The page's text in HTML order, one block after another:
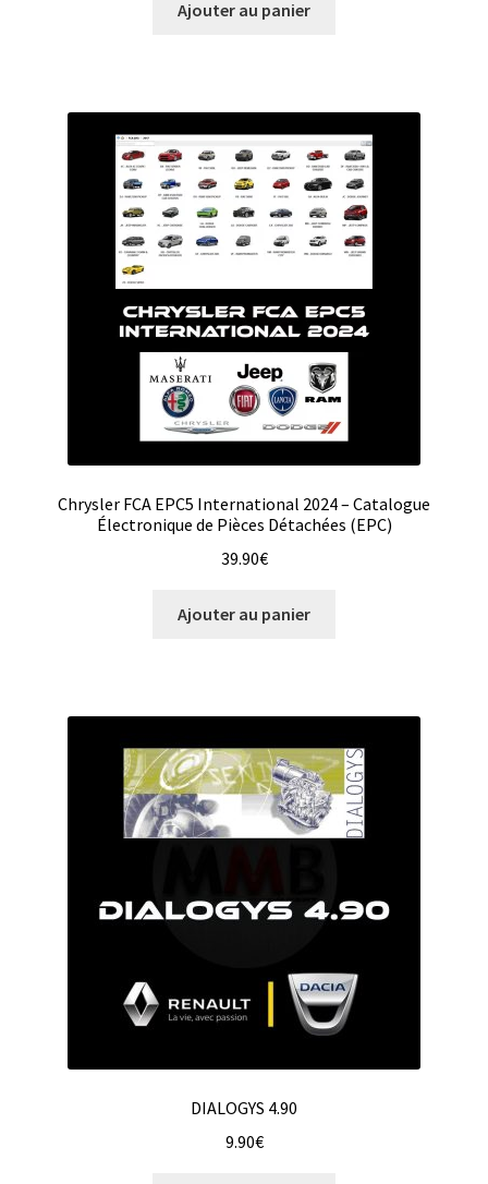
Ajouter au panier
Chrysler FCA EPC5 International 2024 – Catalogue
Électronique de Pièces Détachées (EPC)
39.90€
Ajouter au panier
DIALOGYS 4.90
9.90€